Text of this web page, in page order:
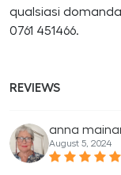
qualsiasi
0761 451466.
REVIEWS
anna
August 5, 2024